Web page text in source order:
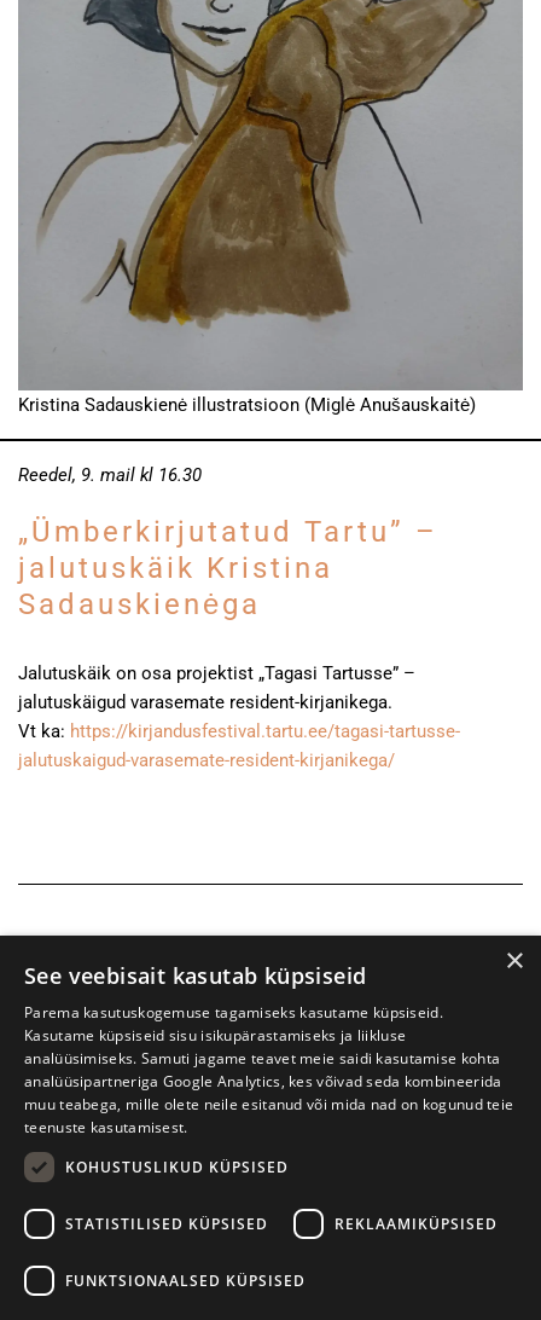
Kristina Sadauskienė illustratsioon (Miglė Anušauskaitė)
Reedel, 9. mail kl 16.30
„Ümberkirjutatud Tartu” –
jalutuskäik Kristina
Sadauskienėga
Jalutuskäik on osa projektist „Tagasi Tartusse” –
jalutuskäigud varasemate resident-kirjanikega.
Vt ka: https://kirjandusfestival.tartu.ee/tagasi-tartusse-
jalutuskaigud-varasemate-resident-kirjanikega/
Prima Vista kirjandusfestival
+372 56906836
×
See veebisait kasutab küpsiseid
Parema kasutuskogemuse tagamiseks kasutame küpsiseid.
Kasutame küpsiseid sisu isikupärastamiseks ja liikluse
analüüsimiseks. Samuti jagame teavet meie saidi kasutamise kohta
analüüsipartneriga Google Analytics, kes võivad seda kombineerida
muu teabega, mille olete neile esitanud või mida nad on kogunud teie
teenuste kasutamisest.
KOHUSTUSLIKUD KÜPSISED
STATISTILISED KÜPSISED REKLAAMIKÜPSISED
FUNKTSIONAALSED KÜPSISED